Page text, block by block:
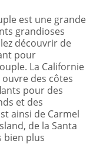
est une grande
grandioses
découvrir de
pour
La Californie
des côtes
pour des
et des
ainsi de Carmel
de la Santa
bien plus